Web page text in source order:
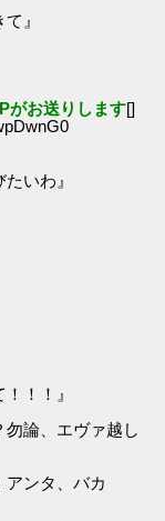
』
がお送りします[]
いわ』
！！』
論、エヴァ越し
ンタ、バカ